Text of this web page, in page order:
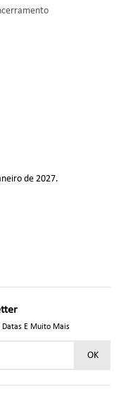
de 2027.
Datas E Muito Mais